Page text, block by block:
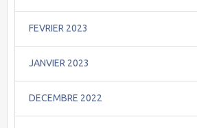
FEVRIER 2023
JANVIER 2023
DECEMBRE 2022